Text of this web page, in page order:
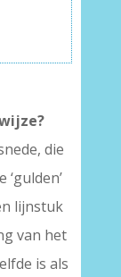
die
lijnstuk
van het
is als